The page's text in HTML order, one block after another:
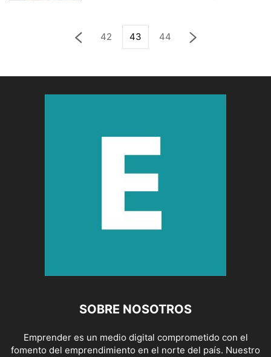
42 43 44
SOBRE NOSOTROS
Emprender es un medio digital comprometido con el
fomento del emprendimiento en el norte del país. Nuestro